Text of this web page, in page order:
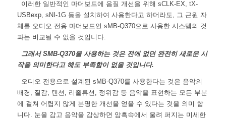
이러한 일반적인 마더보드에 음질 개선을 위해 sCLK-EX, tX-
USBexp, sNI-1G 등을 설치하여 사용한다고 하더라도, 그 근원 자
체를 오디오 전용 마더보드인 sMB-Q370으로 사용한 시스템의 것
과는 비교될 수 없을 것입니다.
그래서 SMB-Q370을 사용하는 것은 전에 없던 완전히 새로운 시
작을 의미한다고 해도 부족함이 없을 것입니다.
오디오 전용으로 설계된 sMB-Q370를 사용한다는 것은 음악의
배경, 질감, 텐션, 리졸류션, 정위감 등 음악을 표현하는 모든 부분
에 걸쳐 어렵지 않게 분명한 개선을 얻을 수 있다는 것을 의미 합
니다. 눈을 감고 음악을 감상하면 암흑속에서 울려 퍼지는 미세한